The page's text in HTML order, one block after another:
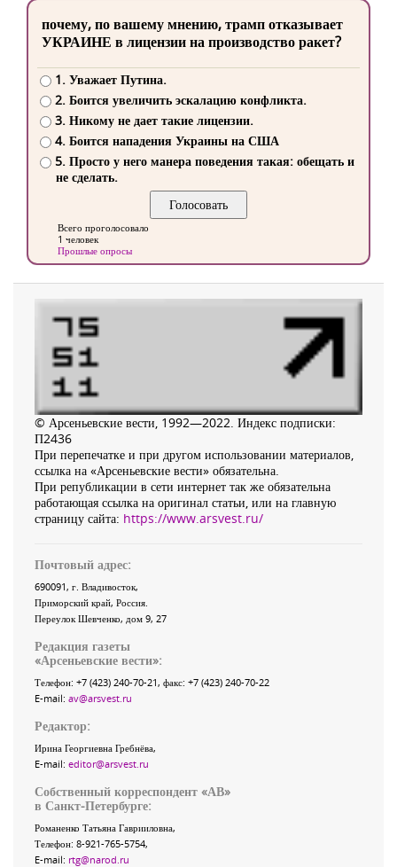
почему, по вашему мнению, трамп отказывает
УКРАИНЕ в лицензии на производство ракет?
1. Уважает Путина.
2. Боится увеличить эскалацию конфликта.
3. Никому не дает такие лицензии.
4. Боится нападения Украины на США
5. Просто у него манера поведения такая: обещать и
не сделать.
Всего проголосовало
1 человек
Прошлые опросы
© Арсеньевские вести, 1992—2022. Индекс подписки:
П2436
При перепечатке и при другом использовании материалов,
ссылка на «Арсеньевские вести» обязательна.
При републикации в сети интернет так же обязательна
работающая ссылка на оригинал статьи, или на главную
страницу сайта: https://www.arsvest.ru/
Почтовый адрес:
690091, г. Владивосток,
Приморский край, Россия
Переулок Шевченко, дом 9, 27
Редакция газеты
«Арсеньевские вести»:
Телефон: +7 (423) 240-70-21, факс: +7 (423) 240-70-22
E-mail: av@arsvest.ru
Редактор:
Ирина Георгиевна Гребнёва,
E-mail: editor@arsvest.ru
Собственный корреспондент «АВ»
в Санкт-Петербурге:
Романенко Татьяна Гаврииловна,
Телефон: 8-921-765-5754,
E-mail: rtg@narod.ru